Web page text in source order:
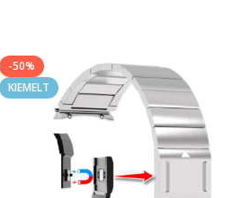
-50%
KIEMELT